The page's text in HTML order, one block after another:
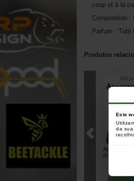
Este
da sua
coup et à la
Composition :
Parfum : Tutti
Produtos
Anaconda
(conjunto de